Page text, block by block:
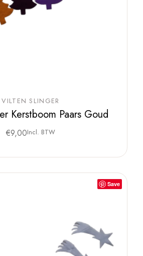
VILTEN SLINGER
Kerstboom Paars Goud
€9,00Incl. BTW
Save